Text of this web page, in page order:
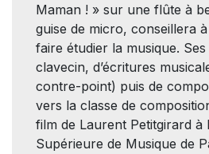
Maman ! » sur une flûte à
guise de micro, conseillera
faire étudier la musique. Ses
clavecin, d’écritures
contre-point) puis de
vers la classe de
film de Laurent Petitgirard à
Supérieure de Musique de